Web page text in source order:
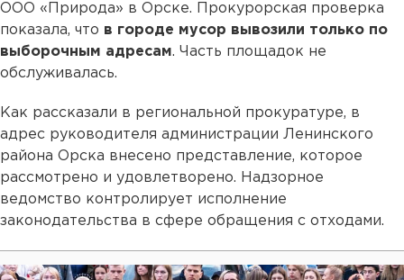
ООО «Природа» в Орске. Прокурорская проверка
показала, что в городе мусор вывозили только по
выборочным адресам. Часть площадок не
обслуживалась.
Как рассказали в региональной прокуратуре, в
адрес руководителя администрации Ленинского
района Орска внесено представление, которое
рассмотрено и удовлетворено. Надзорное
ведомство контролирует исполнение
законодательства в сфере обращения с отходами.